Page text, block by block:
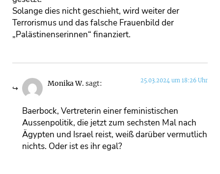
Solange dies nicht geschieht, wird weiter der
Terrorismus und das falsche Frauenbild der
„Palästinenserinnen“ finanziert.
Monika W. sagt: 25.03.2024 um 18:26 Uhr
Baerbock, Vertreterin einer feministischen
Aussenpolitik, die jetzt zum sechsten Mal nach
Ägypten und Israel reist, weiß darüber vermutlich
nichts. Oder ist es ihr egal?